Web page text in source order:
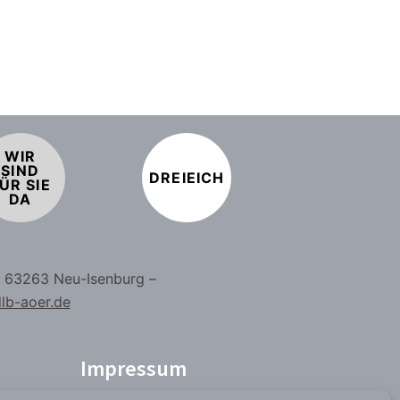
WIR
SIND
SIE
DA
DREIEICH
Neu-Isenburg –
aoer.de
Impressum